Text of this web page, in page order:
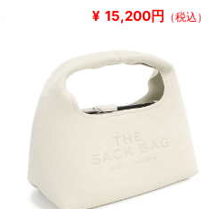
¥ 15,200円 （税込）